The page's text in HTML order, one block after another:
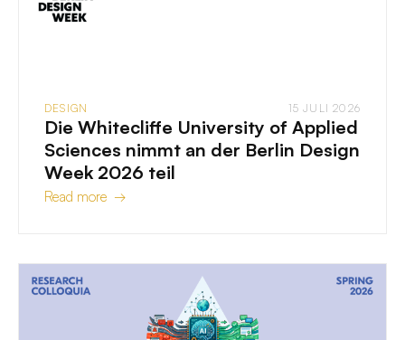
DESIGN 15 JULI 2026
Die Whitecliffe University of Applied
Sciences nimmt an der Berlin Design
Week 2026 teil
Read more →